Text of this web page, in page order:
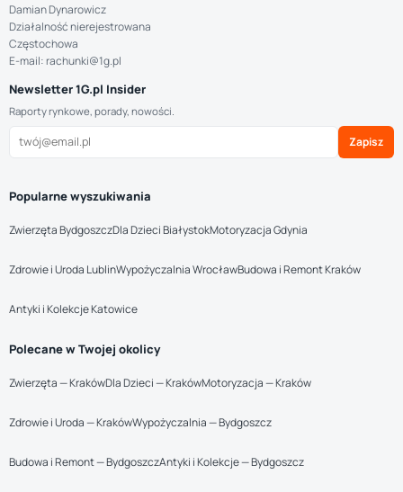
Damian Dynarowicz
Działalność nierejestrowana
Częstochowa
E-mail: rachunki@1g.pl
Newsletter 1G.pl Insider
Raporty rynkowe, porady, nowości.
Zapisz
Popularne wyszukiwania
Zwierzęta BydgoszczDla Dzieci BiałystokMotoryzacja Gdynia
Zdrowie i Uroda LublinWypożyczalnia WrocławBudowa i Remont Kraków
Antyki i Kolekcje Katowice
Polecane w Twojej okolicy
Zwierzęta — KrakówDla Dzieci — KrakówMotoryzacja — Kraków
Zdrowie i Uroda — KrakówWypożyczalnia — Bydgoszcz
Budowa i Remont — BydgoszczAntyki i Kolekcje — Bydgoszcz